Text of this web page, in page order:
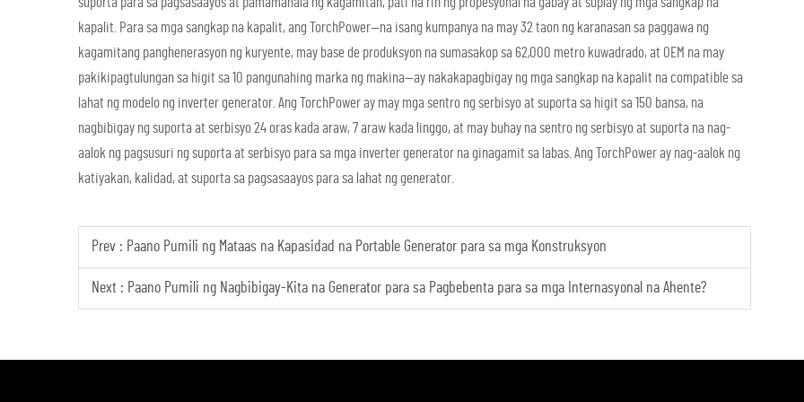
kapalit. Para sa mga sangkap na kapalit, ang TorchPower—na isang kumpanya na may 32 taon ng karanasan sa paggawa ng
kagamitang panghenerasyon ng kuryente, may base de produksyon na sumasakop sa 62,000 metro kuwadrado, at OEM na may
pakikipagtulungan sa higit sa 10 pangunahing marka ng makina—ay nakakapagbigay ng mga sangkap na kapalit na compatible sa
lahat ng modelo ng inverter generator. Ang TorchPower ay may mga sentro ng serbisyo at suporta sa higit sa 150 bansa, na
nagbibigay ng suporta at serbisyo 24 oras kada araw, 7 araw kada linggo, at may buhay na sentro ng serbisyo at suporta na nag-
aalok ng pagsusuri ng suporta at serbisyo para sa mga inverter generator na ginagamit sa labas. Ang TorchPower ay nag-aalok ng
katiyakan, kalidad, at suporta sa pagsasaayos para sa lahat ng generator.
Prev : Paano Pumili ng Mataas na Kapasidad na Portable Generator para sa mga Konstruksyon
Next : Paano Pumili ng Nagbibigay-Kita na Generator para sa Pagbebenta para sa mga Internasyonal na Ahente?